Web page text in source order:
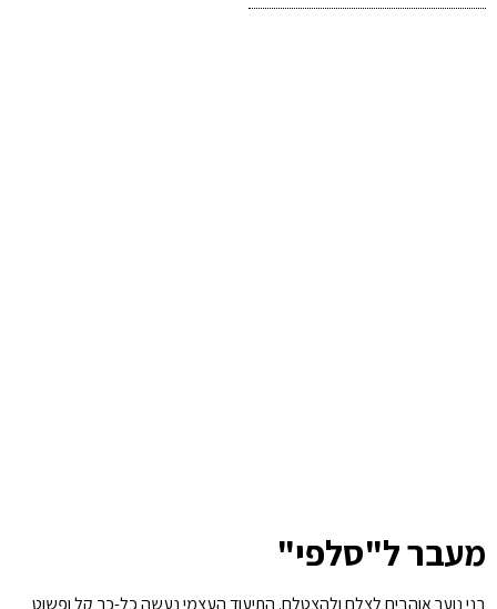
מעבר ל"סלפי"
בני נוער אוהבים לצלם ולהצטלם. התיעוד העצמי נעשה כל-כך קל ופשוט